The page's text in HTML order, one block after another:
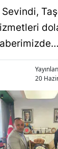
20